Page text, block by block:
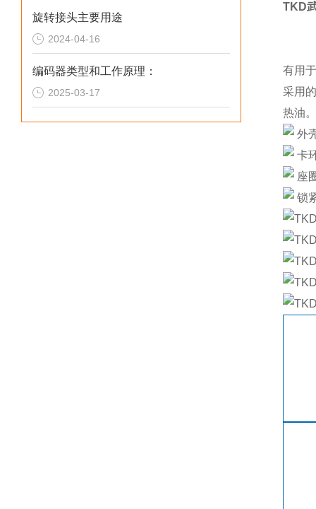
旋转接头主要用途
2024-04-16
编码器类型和工作原理：
2025-03-17
TKD
有用
采用
热油
外
卡
座
锁